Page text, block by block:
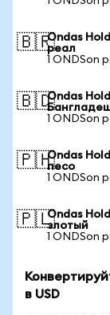
🇧🇷Ondas
реал
1 ONDSon
🇧🇩Ondas
1 ONDSon
🇵🇭Ondas
песо
1 ONDSon
🇵🇱Ondas
злотый
1 ONDSon
в USD